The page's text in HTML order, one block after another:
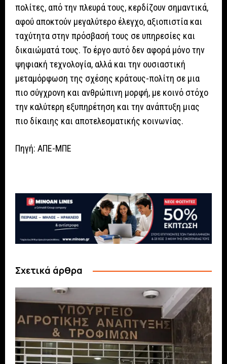
πολίτες, από την πλευρά τους, κερδίζουν σημαντικά,
αφού αποκτούν μεγαλύτερο έλεγχο, αξιοπιστία και
ταχύτητα στην πρόσβασή τους σε υπηρεσίες και
δικαιώματά τους. Το έργο αυτό δεν αφορά μόνο την
ψηφιακή τεχνολογία, αλλά και την ουσιαστική
μεταμόρφωση της σχέσης κράτους-πολίτη σε μια
πιο σύγχρονη και ανθρώπινη μορφή, με κοινό στόχο
την καλύτερη εξυπηρέτηση και την ανάπτυξη μιας
πιο δίκαιης και αποτελεσματικής κοινωνίας.
Πηγή: ΑΠΕ-ΜΠΕ
Σχετικά άρθρα